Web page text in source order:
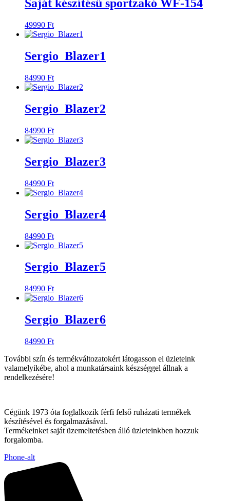
Saját készítésű sportzakó WF-154
49990 Ft
Sergio_Blazer1
84990 Ft
Sergio_Blazer2
84990 Ft
Sergio_Blazer3
84990 Ft
Sergio_Blazer4
84990 Ft
Sergio_Blazer5
84990 Ft
Sergio_Blazer6
84990 Ft
További szín és termékváltozatokért látogasson el üzleteink
valamelyikébe, ahol a munkatársaink készséggel állnak a
rendelkezésére!
Cégünk 1973 óta foglalkozik férfi felső ruházati termékek
készítésével és forgalmazásával.
Termékeinket saját üzemeltetésben álló üzleteinkben hozzuk
forgalomba.
Phone-alt